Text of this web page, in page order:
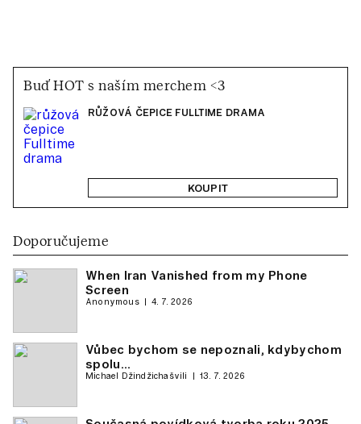
Buď HOT s naším merchem <3
RŮŽOVÁ ČEPICE FULLTIME DRAMA
KOUPIT
Doporučujeme
When Iran Vanished from my Phone
Screen
Anonymous 4. 7. 2026
Vůbec bychom se nepoznali, kdybychom
spolu…
Michael Džindžichašvili 13. 7. 2026